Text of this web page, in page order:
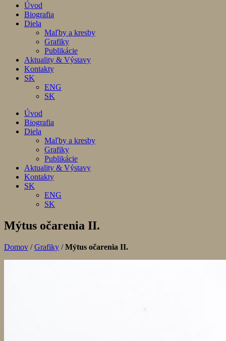
Úvod
Biografia
Diela
Maľby a kresby
Grafiky
Publikácie
Aktuality & Výstavy
Kontakty
SK
ENG
SK
Úvod
Biografia
Diela
Maľby a kresby
Grafiky
Publikácie
Aktuality & Výstavy
Kontakty
SK
ENG
SK
Mýtus očarenia II.
Domov /Grafiky /Mýtus očarenia II.